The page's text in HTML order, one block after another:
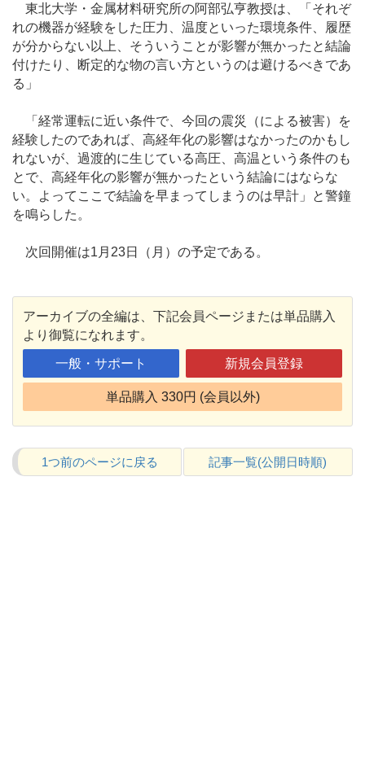
東北大学・金属材料研究所の阿部弘亨教授は、「それぞ
れの機器が経験をした圧力、温度といった環境条件、履歴
が分からない以上、そういうことが影響が無かったと結論
付けたり、断定的な物の言い方というのは避けるべきであ
る」
「経常運転に近い条件で、今回の震災（による被害）を
経験したのであれば、高経年化の影響はなかったのかもし
れないが、過渡的に生じている高圧、高温という条件のも
とで、高経年化の影響が無かったという結論にはならな
い。よってここで結論を早まってしまうのは早計」と警鐘
を鳴らした。
次回開催は1月23日（月）の予定である。
アーカイブの全編は、下記会員ページまたは単品購入
より御覧になれます。
一般・サポート 新規会員登録
単品購入 330円 (会員以外)
1つ前のページに戻る 記事一覧(公開日時順)